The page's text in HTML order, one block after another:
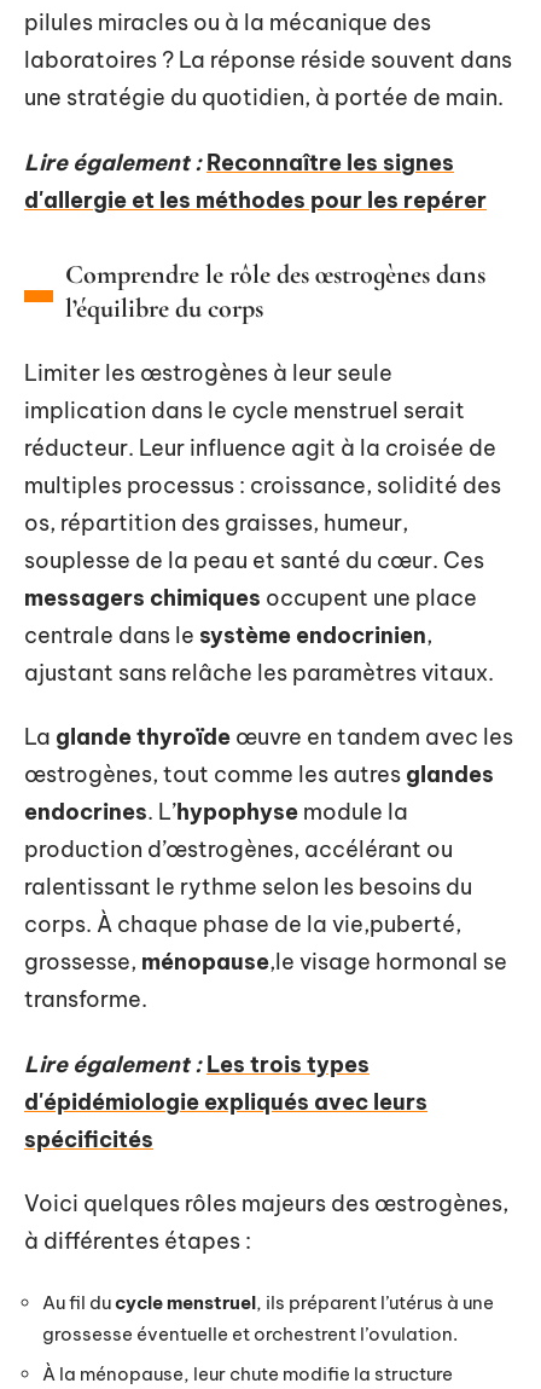
pilules miracles ou à la mécanique des
laboratoires ? La réponse réside souvent dans
une stratégie du quotidien, à portée de main.
Lire également : Reconnaître les signes
d'allergie et les méthodes pour les repérer
Comprendre le rôle des œstrogènes dans
l’équilibre du corps
Limiter les œstrogènes à leur seule
implication dans le cycle menstruel serait
réducteur. Leur influence agit à la croisée de
multiples processus : croissance, solidité des
os, répartition des graisses, humeur,
souplesse de la peau et santé du cœur. Ces
messagers chimiques occupent une place
centrale dans le système endocrinien,
ajustant sans relâche les paramètres vitaux.
La glande thyroïde œuvre en tandem avec les
œstrogènes, tout comme les autres glandes
endocrines. L’hypophyse module la
production d’œstrogènes, accélérant ou
ralentissant le rythme selon les besoins du
corps. À chaque phase de la vie,puberté,
grossesse, ménopause,le visage hormonal se
transforme.
Lire également : Les trois types
d'épidémiologie expliqués avec leurs
spécificités
Voici quelques rôles majeurs des œstrogènes,
à différentes étapes :
Au fil ducycle menstruel, ils préparent l’utérus à une
grossesse éventuelle et orchestrent l’ovulation.
À la ménopause, leur chute modifie la structure